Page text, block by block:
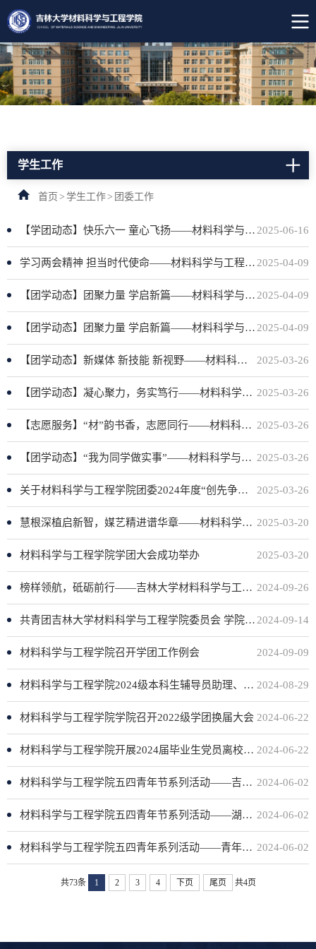
学生工作
首页 > 学生工作> 团委工作
2025-06-16
【学团动态】快乐六一 童心飞扬——材料科学与工程学院组织学生志愿者参加“小吉星”趣享六一活动
2025-04-09
学习两会精神 担当时代使命——材料科学与工程学院召开第一届团支书联席会议暨基层团委面对面沟通会
2025-04-09
【团学动态】团聚力量 学启新篇——材料科学与工程学院开展2025春季学期团学工作例会（学院基层团委）
2025-04-09
【团学动态】团聚力量 学启新篇——材料科学与工程学院开展2025春季学期团学工作例会（学生生活管理委员会）
2025-03-26
【团学动态】新媒体 新技能 新视野——材料科学与工程学院新媒体中心前往吉林日报社参加技能培训会
2025-03-26
【团学动态】凝心聚力，务实笃行——材料科学与工程学院召开2024-2025年度团学组织述职评议大会
2025-03-26
【志愿服务】“材”韵书香，志愿同行——材料科学与工程学院携手长春市图书馆开展志愿服务活动
2025-03-26
【团学动态】“我为同学做实事”——材料科学与工程学院联合吉林大学花粉俱乐部开展“3·15”消费者权益日知识竞赛
2025-03-26
关于材料科学与工程学院团委2024年度“创先争优”候选人公示
2025-03-20
慧根深植启新智，媒艺精进谱华章——材料科学与工程学院学团新媒体中心技能培训会顺利开展
2025-03-20
材料科学与工程学院学团大会成功举办
2024-09-26
榜样领航，砥砺前行——吉林大学材料科学与工程学院组织召开2023—2024学年国家奖学金评审答辩会
2024-09-14
共青团吉林大学材料科学与工程学院委员会 学院基层团委、学生组织工作人员名单公示
2024-09-09
材料科学与工程学院召开学团工作例会
2024-08-29
材料科学与工程学院2024级本科生辅导员助理、班主任助理拟任职公示
2024-06-22
材料科学与工程学院学院召开2022级学团换届大会
2024-06-22
材料科学与工程学院开展2024届毕业生党员离校前“最后一次党课”
2024-06-02
材料科学与工程学院五四青年节系列活动——吉林省团校参观活动
2024-06-02
材料科学与工程学院五四青年节系列活动——湖光社区社会实践活动
2024-06-02
材料科学与工程学院五四青年系列活动——青年“理论轻骑兵”宣讲活动
共73条 1 2 3 4 下页 尾页 共4页